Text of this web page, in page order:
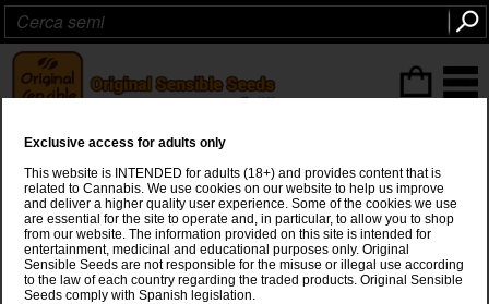
Grape Soda Auto
OG Kush xSFV OG x Super Auto
Exclusive access for adults only
This website is INTENDED for adults (18+) and provides content that is
related to Cannabis. We use cookies on our website to help us improve
and deliver a higher quality user experience. Some of the cookies we use
are essential for the site to operate and, in particular, to allow you to shop
from our website. The information provided on this site is intended for
entertainment, medicinal and educational purposes only. Original
Sensible Seeds are not responsible for the misuse or illegal use according
to the law of each country regarding the traded products. Original Sensible
Seeds comply with Spanish legislation.